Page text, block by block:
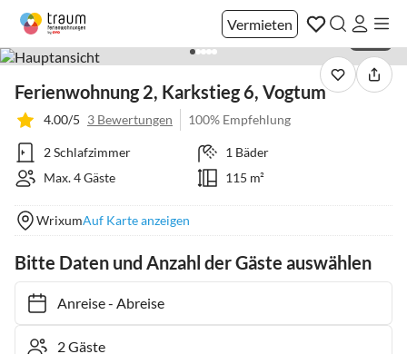
Vermieten
Ferienwohnung 2, Karkstieg 6, Vogtum
4.00/5 3 Bewertungen 100% Empfehlung
2 Schlafzimmer
1 Bäder
Max. 4 Gäste
115 m²
WrixumAuf Karte anzeigen
Bitte Daten und Anzahl der Gäste auswählen
Anreise- Abreise